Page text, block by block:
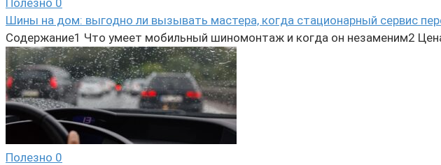
Шины на дом: выгодно ли вызывать мастера, когда стационарный сервис
Содержание1 Что умеет мобильный шиномонтаж и когда он незаменим2
Полезно 0